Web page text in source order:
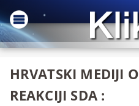
HRVATSKI MEDIJI O
REAKCIJI SDA :